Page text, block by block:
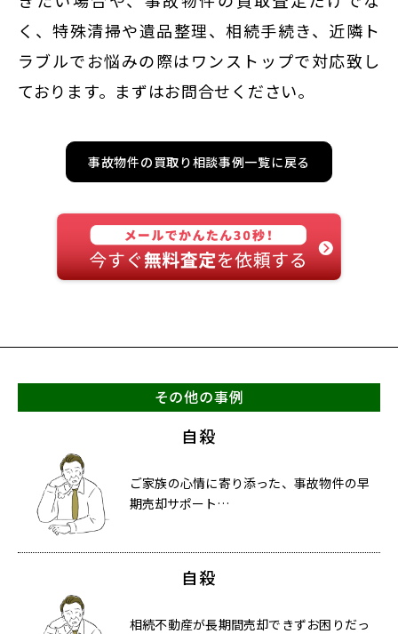
く、特殊清掃や遺品整理、相続手続き、近隣ト
ラブルでお悩みの際はワンストップで対応致し
ております。まずはお問合せください。
事故物件の買取り相談事例一覧に戻る
その他の事例
自殺
ご家族の心情に寄り添った、事故物件の早
期売却サポート…
自殺
相続不動産が長期間売却できずお困りだっ